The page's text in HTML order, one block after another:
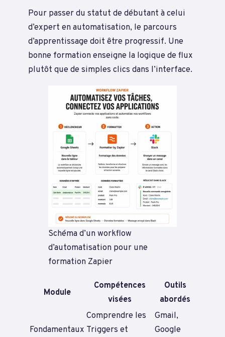
Pour passer du statut de débutant à celui
d’expert en automatisation, le parcours
d’apprentissage doit être progressif. Une
bonne formation enseigne la logique de flux
plutôt que de simples clics dans l’interface.
Schéma d’un workflow
d’automatisation pour une
formation Zapier
Module
Compétences
visées
Outils
abordés
Fondamentaux
Comprendre les
Triggers et
Gmail,
Google